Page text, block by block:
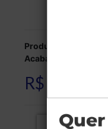
Produção:
Acabamentos:
R$ 946,00